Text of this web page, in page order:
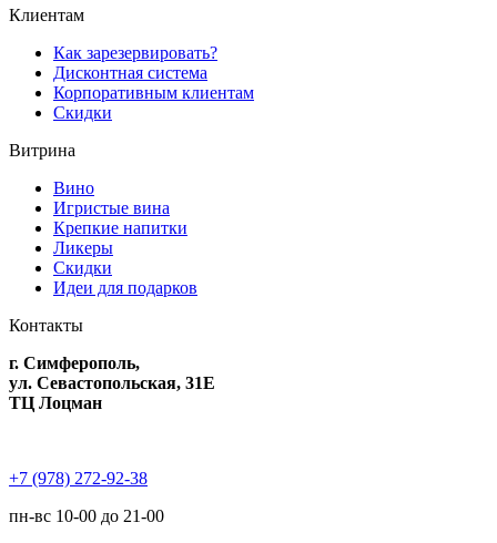
Клиентам
Как зарезервировать?
Дисконтная система
Корпоративным клиентам
Скидки
Витрина
Вино
Игристые вина
Крепкие напитки
Ликеры
Скидки
Идеи для подарков
Контакты
г. Симферополь,
ул. Севастопольская, 31Е
ТЦ Лоцман
+7 (978) 272-92-38
пн-вс 10-00 до 21-00